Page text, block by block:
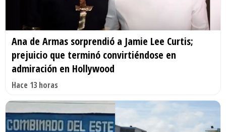
Ana de Armas sorprendió a Jamie Lee Curtis;
prejuicio que terminó convirtiéndose en
admiración en Hollywood
Hace 13 horas